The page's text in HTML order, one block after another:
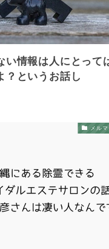
い情報は人にとって
？というお話し
メル